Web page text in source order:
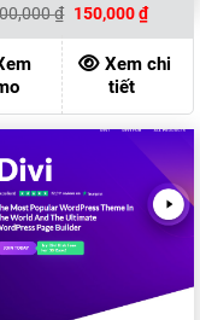
₫ Giá
là:
2,000,000 ₫.
150,000₫Giá
hiện
tại
là:
Xem chi
tiết